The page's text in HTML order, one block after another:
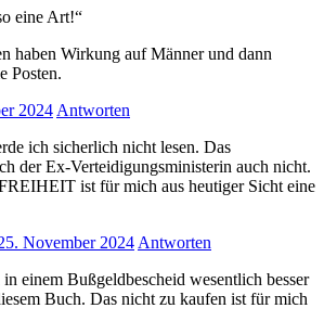
eine Art!“
haben Wirkung auf Männer und dann
Posten.
2024 Antworten
ich sicherlich nicht lesen. Das
der Ex-Verteidigungsministerin auch nicht.
ist für mich aus heutiger Sicht eine
November 2024 Antworten
einem Bußgeldbescheid wesentlich besser
Buch. Das nicht zu kaufen ist für mich